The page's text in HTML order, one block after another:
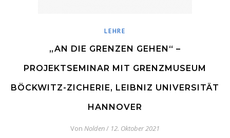
LEHRE
„AN DIE GRENZEN GEHEN“ –
PROJEKTSEMINAR MIT GRENZMUSEUM
BÖCKWITZ-ZICHERIE, LEIBNIZ UNIVERSITÄT
HANNOVER
Von Nolden/ 12. Oktober 2021